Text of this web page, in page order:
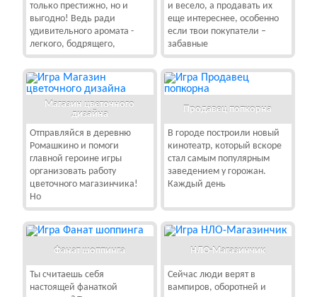
только престижно, но и
выгодно! Ведь ради
удивительного аромата -
легкого, бодрящего,
и весело, а продавать их
еще интереснее, особенно
если твои покупатели –
забавные
Магазин цветочного
дизайна
Отправляйся в деревню
Ромашкино и помоги
главной героине игры
организовать работу
цветочного магазинчика!
Но
Продавец попкорна
В городе построили новый
кинотеатр, который вскоре
стал самым популярным
заведением у горожан.
Каждый день
Фанат шоппинга
Ты считаешь себя
настоящей фанаткой
НЛО-Магазинчик
Сейчас люди верят в
вампиров, оборотней и